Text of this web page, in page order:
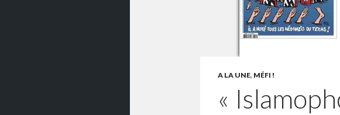
A LA UNE, MÉFI !
«